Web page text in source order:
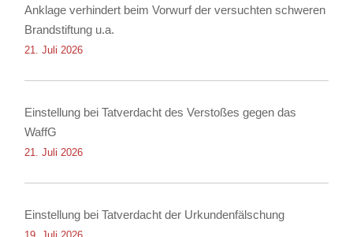
Anklage verhindert beim Vorwurf der versuchten schweren
Brandstiftung u.a.
21. Juli 2026
Einstellung bei Tatverdacht des Verstoßes gegen das
WaffG
21. Juli 2026
Einstellung bei Tatverdacht der Urkundenfälschung